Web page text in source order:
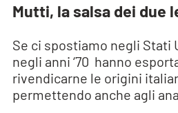
Mutti, la salsa dei due
Se ci spostiamo negli Stati
negli anni ‘70 hanno
rivendicarne le origini
permettendo anche agli